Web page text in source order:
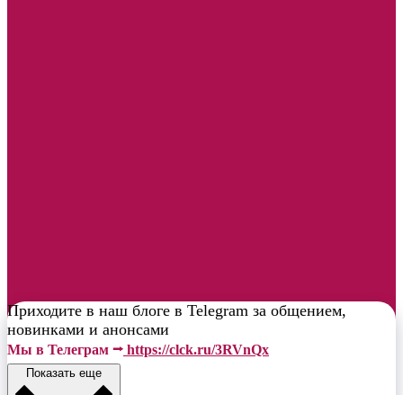
Приходите в наш блоге в Telegram за общением,
новинками и анонсами
Мы в Телеграм ⭢ https://clck.ru/3RVnQx
Показать еще